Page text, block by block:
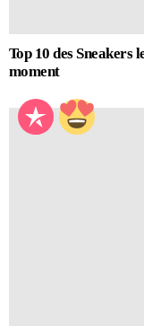
Top 10 des Sneakers
moment